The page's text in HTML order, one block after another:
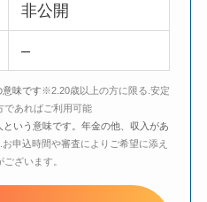
非公開
–
味です※2.20歳以上の方に限る.安定
であればご利用可能
いう意味です。年金の他、収入があ
申込時間や審査によりご希望に添え
ざいます。